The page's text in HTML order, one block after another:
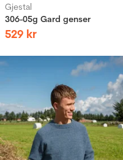
Gjestal
306-05g Gard genser
529 kr